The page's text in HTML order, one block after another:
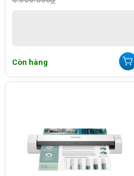
Còn hàng